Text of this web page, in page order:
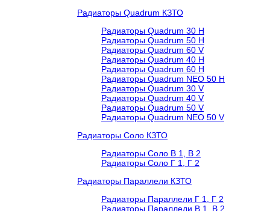
Радиаторы Quadrum КЗТО
Радиаторы Quadrum 30 H
Радиаторы Quadrum 50 H
Радиаторы Quadrum 60 V
Радиаторы Quadrum 40 H
Радиаторы Quadrum 60 H
Радиаторы Quadrum NEO 50 H
Радиаторы Quadrum 30 V
Радиаторы Quadrum 40 V
Радиаторы Quadrum 50 V
Радиаторы Quadrum NEO 50 V
Радиаторы Соло КЗТО
Радиаторы Соло В 1, В 2
Радиаторы Соло Г 1, Г 2
Радиаторы Параллели КЗТО
Радиаторы Параллели Г 1, Г 2
Радиаторы Параллели В 1, В 2